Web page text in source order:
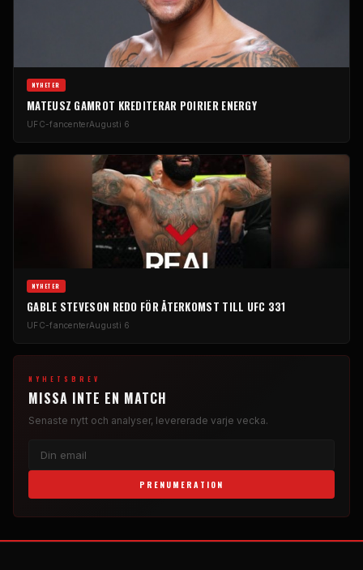
NYHETER
MATEUSZ GAMROT KREDITERAR POIRIER ENERGY
UFC-fancenterAugusti 6
NYHETER
GABLE STEVESON REDO FÖR ÅTERKOMST TILL UFC 331
UFC-fancenterAugusti 6
NYHETSBREV
MISSA INTE EN MATCH
Senaste nytt och analyser, levererade varje vecka.
PRENUMERATION